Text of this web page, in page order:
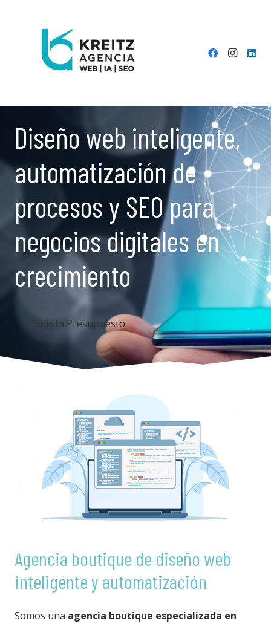
Diseño web inteligente,
automatización de
procesos y SEO para
negocios digitales en
crecimiento
Solicita Presupuesto
Agencia boutique de diseño web
inteligente y automatización
Somos una agencia boutique especializada en